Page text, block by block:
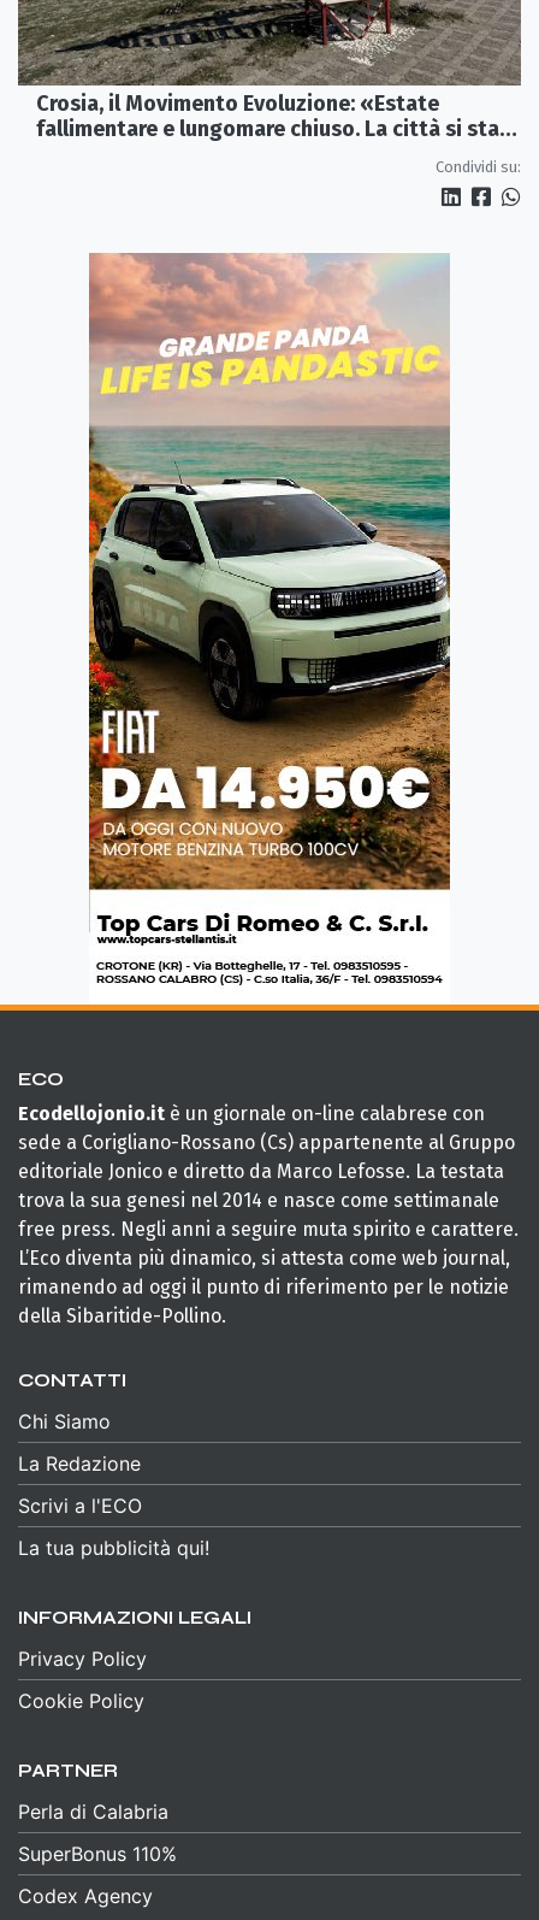
Crosia, il Movimento Evoluzione: «Estate
fallimentare e lungomare chiuso. La città si sta
Condividi su:
ECO
Ecodellojonio.it è un giornale on-line calabrese con
sede a Corigliano-Rossano (Cs) appartenente al Gruppo
editoriale Jonico e diretto da Marco Lefosse. La testata
trova la sua genesi nel 2014 e nasce come settimanale
free press. Negli anni a seguire muta spirito e carattere.
L’Eco diventa più dinamico, si attesta come web journal,
rimanendo ad oggi il punto di riferimento per le notizie
della Sibaritide-Pollino.
CONTATTI
Chi Siamo
La Redazione
Scrivi a l'ECO
La tua pubblicità qui!
INFORMAZIONI LEGALI
Privacy Policy
Cookie Policy
PARTNER
Perla di Calabria
SuperBonus 110%
Codex Agency